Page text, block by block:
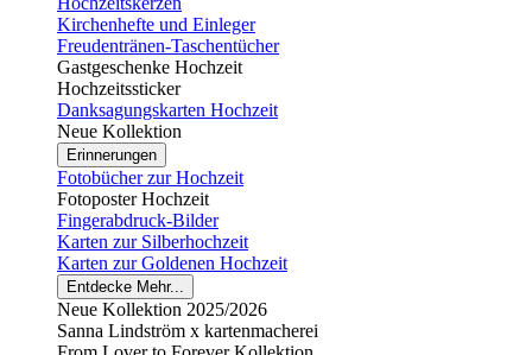
Kirchenhefte und Einleger
Freudentränen-Taschentücher
Gastgeschenke Hochzeit
Hochzeitssticker
Danksagungskarten Hochzeit
Neue Kollektion
Erinnerungen
Fotobücher zur Hochzeit
Fotoposter Hochzeit
Fingerabdruck-Bilder
Karten zur Silberhochzeit
Karten zur Goldenen Hochzeit
Entdecke Mehr...
Neue Kollektion 2025/2026
Sanna Lindström x kartenmacherei